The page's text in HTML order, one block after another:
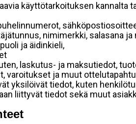
käyttötarkoituksen kannalta
nimimerkki, salasana
ja äidinkieli,
laskutus- ja maksutiedot,
varoitukset ja muut
yksilöivät tiedot, kuten
liittyvät tiedot sekä muut